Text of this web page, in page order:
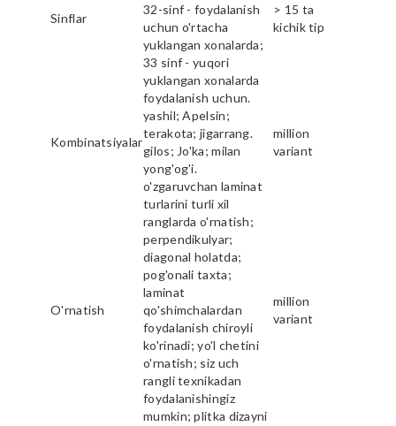
Sinflar
32-sinf - foydalanish
uchun o'rtacha
yuklangan xonalarda;
33 sinf - yuqori
yuklangan xonalarda
foydalanish uchun.
> 15 ta
kichik tip
Kombinatsiyalar
yashil; Apelsin;
terakota; jigarrang.
gilos; Jo'ka; milan
yong'og'i.
million
variant
O'rnatish
o'zgaruvchan laminat
turlarini turli xil
ranglarda o'rnatish;
perpendikulyar;
diagonal holatda;
pog'onali taxta;
laminat
qo'shimchalardan
foydalanish chiroyli
ko'rinadi; yo'l chetini
o'rnatish; siz uch
rangli texnikadan
foydalanishingiz
mumkin; plitka dizayni
million
variant